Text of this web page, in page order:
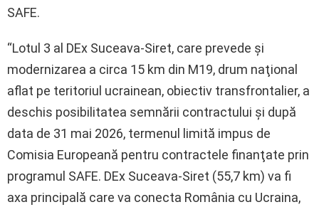
SAFE.
“Lotul 3 al DEx Suceava-Siret, care prevede şi
modernizarea a circa 15 km din M19, drum naţional
aflat pe teritoriul ucrainean, obiectiv transfrontalier, a
deschis posibilitatea semnării contractului şi după
data de 31 mai 2026, termenul limită impus de
Comisia Europeană pentru contractele finanţate prin
programul SAFE. DEx Suceava-Siret (55,7 km) va fi
axa principală care va conecta România cu Ucraina,